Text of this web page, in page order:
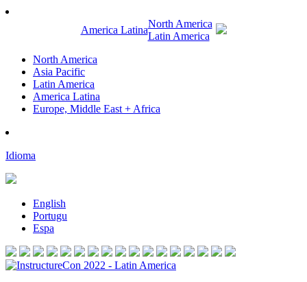
America Latina
North America
Latin America
North America
Asia Pacific
Latin America
America Latina
Europe, Middle East + Africa
Idioma
English
Portugu
Espa